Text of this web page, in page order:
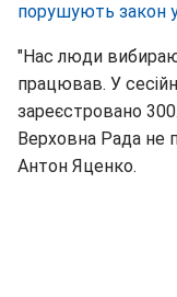
порушують закон
"Нас люди
працював. У
зареєстровано
Верховна Рада не
Антон Яценко.